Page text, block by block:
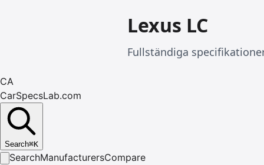
Lexus LC
Fullständiga
CA
CarSpecsLab.com
Search⌘K
SearchManufacturersCompare